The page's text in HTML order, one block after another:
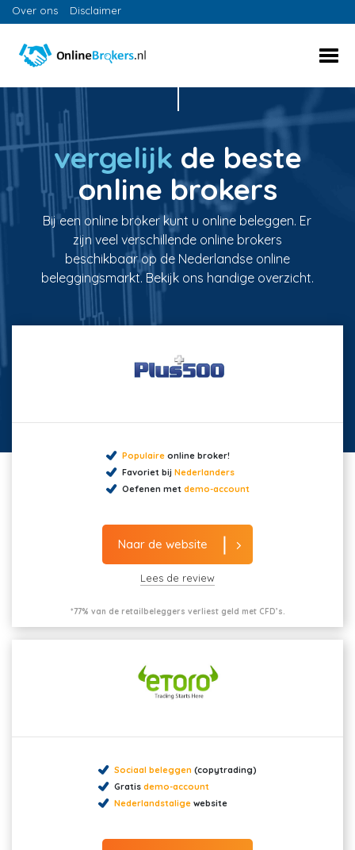
Over ons Disclaimer
vergelijk de beste
online brokers
Bij een online broker kunt u online beleggen. Er
zijn veel verschillende online brokers
beschikbaar op de Nederlandse online
beleggingsmarkt. Bekijk ons handige overzicht.
Populaireonline broker!
Favoriet bij Nederlanders
Oefenen met demo-account
Naar de website
Lees de review
*77% van de retailbeleggers verliest geld met CFD’s.
Sociaal beleggen (copytrading)
Gratis demo-account
Nederlandstalige website